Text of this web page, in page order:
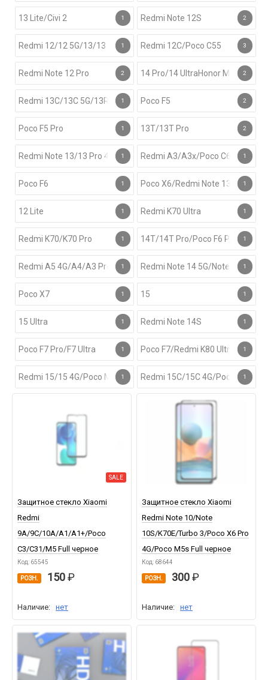
13 Lite/Civi 2 1 Redmi Note 12S 2
Redmi 12/12 5G/13/13 5G/13x/Note 12R/Note 13R/Poco M6 4G/
1 Redmi 12C/Poco C55 3
Redmi Note 12 Pro 2 14 Pro/14 UltraHonor Magic 5
2
Redmi 13C/13C 5G/13R/Poco C65/M6
1 Poco F5 2
Poco F5 Pro 1 13T/13T Pro 2
Redmi Note 13/13 Pro 4G/13R Pro/Poco M6 Pro 4G//Poco X6 Neo
1 Redmi A3/A3x/Poco C61 1
Poco F6 1 Poco X6/Redmi Note 13 Pro1
12 Lite 1 Redmi K70 Ultra 1
Redmi K70/K70 Pro 1 14T/14T Pro/Poco F6 Pro/X6
1
Redmi A5 4G/A4/A3 Pro/14C/14C 5G/14R/Poco C71/C75/C75 5G
1 Redmi Note 14 5G/Note 13 4G/
1
Poco X7 1 15 1
15 Ultra 1 Redmi Note 14S 1
Poco F7 Pro/F7 Ultra 1 Poco F7/Redmi K80 Ultra 1
Redmi 15/15 4G/Poco M7 Plus
1 Redmi 15C/15C 4G/Poco C85
1
SALE
Защитное стекло Xiaomi
Redmi
9A/9C/10A/A1/A1+/Poco
C3/C31/M5 Full черное
Код: 65545
РОЗН. 150
Наличие: нет
Защитное стекло Xiaomi
Redmi Note 10/Note
10S/K70E/Turbo 3/Poco X6 Pro
4G/Poco M5s Full черное
Код: 68644
РОЗН. 300
Наличие: нет